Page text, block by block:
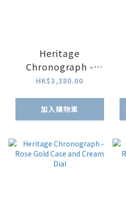
Heritage
Chronograph -
Stainless Steel and
HK$3,380.00
加入購物車